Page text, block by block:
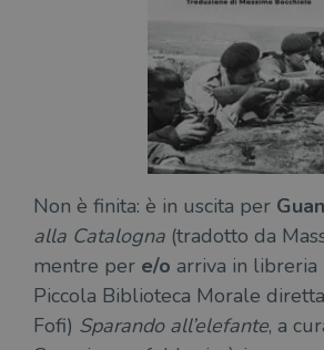
Non è finita: è in uscita per
alla Catalogna (tradotto da
mentre per e/o arriva in libreria
Piccola Biblioteca Morale
Fofi) Sparando all’elefante, a